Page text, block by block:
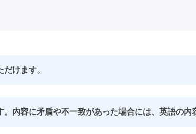
けます。
内容に矛盾や不一致があった場合には、英語の内